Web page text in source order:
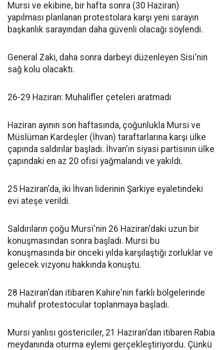
Mursi ve ekibine, bir hafta sonra (30 Haziran)
yapılması planlanan protestolara karşı yeni sarayın
başkanlık sarayından daha güvenli olacağı söylendi.
General Zaki, daha sonra darbeyi düzenleyen Sisi'nin
sağ kolu olacaktı.
26-29 Haziran: Muhalifler çeteleri aratmadı
Haziran ayının son haftasında, çoğunlukla Mursi ve
Müslüman Kardeşler (İhvan) taraftarlarına karşı ülke
çapında saldırılar başladı. İhvan'ın siyasi partisinin ülke
çapındaki en az 20 ofisi yağmalandı ve yakıldı.
25 Haziran'da, iki İhvan liderinin Şarkiye eyaletindeki
evi ateşe verildi.
Saldırıların çoğu Mursi'nin 26 Haziran'daki uzun bir
konuşmasından sonra başladı. Mursi bu
konuşmasında bir önceki yılda karşılaştığı zorluklar ve
gelecek vizyonu hakkında konuştu.
28 Haziran'dan itibaren Kahire'nin farklı bölgelerinde
muhalif protestocular toplanmaya başladı.
Mursi yanlısı göstericiler, 21 Haziran'dan itibaren Rabia
meydanında oturma eylemi gerçekleştiriyordu. Çünkü